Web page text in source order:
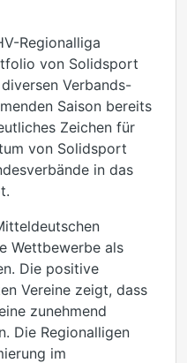
Regionalliga
von Solidsport
Verbands-
Saison bereits
Zeichen für
von Solidsport
in das
Wettbewerbe als
Die positive
Vereine zeigt, dass
zunehmend
Die Regionalligen
im